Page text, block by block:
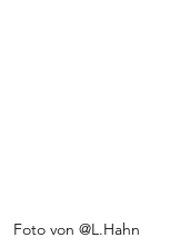
Foto von @L.Hahn